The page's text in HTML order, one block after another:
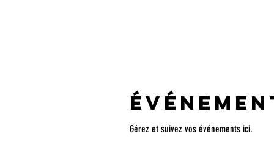
Gérez et suivez vos événements ici.